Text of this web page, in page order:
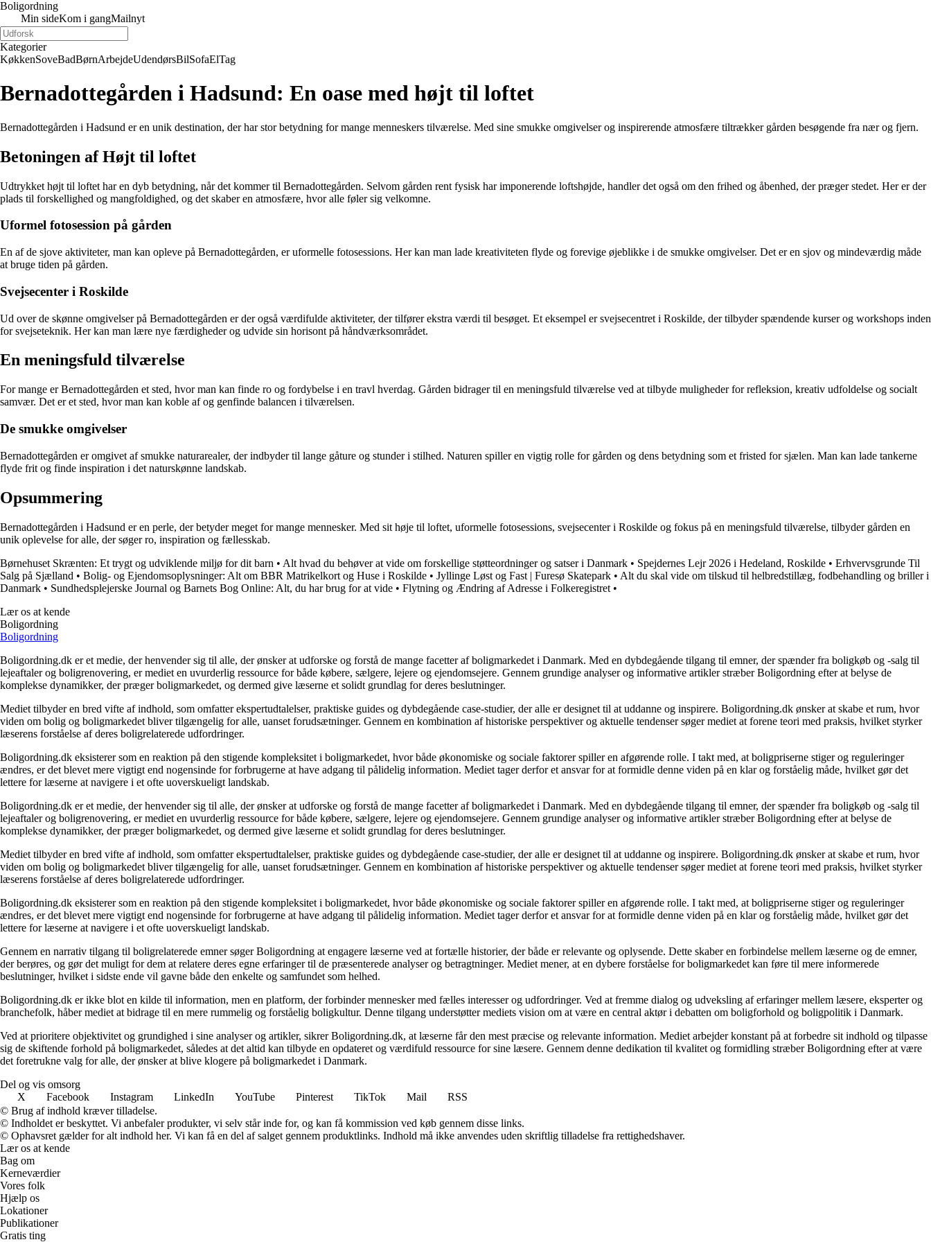
Boligordning
Min sideKom i gangMailnyt
Kategorier
KøkkenSoveBadBørnArbejdeUdendørsBilSofaElTag
Bernadottegården i Hadsund: En oase med højt til loftet
Bernadottegården i Hadsund er en unik destination, der har stor betydning for mange menneskers tilværelse. Med sine smukke omgivelser og inspirerende atmosfære tiltrækker gården besøgende fra nær og fjern.
Betoningen af Højt til loftet
Udtrykket højt til loftet har en dyb betydning, når det kommer til Bernadottegården. Selvom gården rent fysisk har imponerende loftshøjde, handler det også om den frihed og åbenhed, der præger stedet. Her er der
plads til forskellighed og mangfoldighed, og det skaber en atmosfære, hvor alle føler sig velkomne.
Uformel fotosession på gården
En af de sjove aktiviteter, man kan opleve på Bernadottegården, er uformelle fotosessions. Her kan man lade kreativiteten flyde og forevige øjeblikke i de smukke omgivelser. Det er en sjov og mindeværdig måde
at bruge tiden på gården.
Svejsecenter i Roskilde
Ud over de skønne omgivelser på Bernadottegården er der også værdifulde aktiviteter, der tilfører ekstra værdi til besøget. Et eksempel er svejsecentret i Roskilde, der tilbyder spændende kurser og workshops inden
for svejseteknik. Her kan man lære nye færdigheder og udvide sin horisont på håndværksområdet.
En meningsfuld tilværelse
For mange er Bernadottegården et sted, hvor man kan finde ro og fordybelse i en travl hverdag. Gården bidrager til en meningsfuld tilværelse ved at tilbyde muligheder for refleksion, kreativ udfoldelse og socialt
samvær. Det er et sted, hvor man kan koble af og genfinde balancen i tilværelsen.
De smukke omgivelser
Bernadottegården er omgivet af smukke naturarealer, der indbyder til lange gåture og stunder i stilhed. Naturen spiller en vigtig rolle for gården og dens betydning som et fristed for sjælen. Man kan lade tankerne
flyde frit og finde inspiration i det naturskønne landskab.
Opsummering
Bernadottegården i Hadsund er en perle, der betyder meget for mange mennesker. Med sit høje til loftet, uformelle fotosessions, svejsecenter i Roskilde og fokus på en meningsfuld tilværelse, tilbyder gården en
unik oplevelse for alle, der søger ro, inspiration og fællesskab.
Børnehuset Skrænten: Et trygt og udviklende miljø for dit barn • Alt hvad du behøver at vide om forskellige støtteordninger og satser i Danmark • Spejdernes Lejr 2026 i Hedeland, Roskilde • Erhvervsgrunde Til
Salg på Sjælland • Bolig- og Ejendomsoplysninger: Alt om BBR Matrikelkort og Huse i Roskilde • Jyllinge Løst og Fast | Furesø Skatepark • Alt du skal vide om tilskud til helbredstillæg, fodbehandling og briller i
Danmark • Sundhedsplejerske Journal og Barnets Bog Online: Alt, du har brug for at vide • Flytning og Ændring af Adresse i Folkeregistret •
Lær os at kende
Boligordning
Boligordning
Boligordning.dk er et medie, der henvender sig til alle, der ønsker at udforske og forstå de mange facetter af boligmarkedet i Danmark. Med en dybdegående tilgang til emner, der spænder fra boligkøb og -salg til
lejeaftaler og boligrenovering, er mediet en uvurderlig ressource for både købere, sælgere, lejere og ejendomsejere. Gennem grundige analyser og informative artikler stræber Boligordning efter at belyse de
komplekse dynamikker, der præger boligmarkedet, og dermed give læserne et solidt grundlag for deres beslutninger.
Mediet tilbyder en bred vifte af indhold, som omfatter ekspertudtalelser, praktiske guides og dybdegående case-studier, der alle er designet til at uddanne og inspirere. Boligordning.dk ønsker at skabe et rum, hvor
viden om bolig og boligmarkedet bliver tilgængelig for alle, uanset forudsætninger. Gennem en kombination af historiske perspektiver og aktuelle tendenser søger mediet at forene teori med praksis, hvilket styrker
læserens forståelse af deres boligrelaterede udfordringer.
Boligordning.dk eksisterer som en reaktion på den stigende kompleksitet i boligmarkedet, hvor både økonomiske og sociale faktorer spiller en afgørende rolle. I takt med, at boligpriserne stiger og reguleringer
ændres, er det blevet mere vigtigt end nogensinde for forbrugerne at have adgang til pålidelig information. Mediet tager derfor et ansvar for at formidle denne viden på en klar og forståelig måde, hvilket gør det
lettere for læserne at navigere i et ofte uoverskueligt landskab.
Boligordning.dk er et medie, der henvender sig til alle, der ønsker at udforske og forstå de mange facetter af boligmarkedet i Danmark. Med en dybdegående tilgang til emner, der spænder fra boligkøb og -salg til
lejeaftaler og boligrenovering, er mediet en uvurderlig ressource for både købere, sælgere, lejere og ejendomsejere. Gennem grundige analyser og informative artikler stræber Boligordning efter at belyse de
komplekse dynamikker, der præger boligmarkedet, og dermed give læserne et solidt grundlag for deres beslutninger.
Mediet tilbyder en bred vifte af indhold, som omfatter ekspertudtalelser, praktiske guides og dybdegående case-studier, der alle er designet til at uddanne og inspirere. Boligordning.dk ønsker at skabe et rum, hvor
viden om bolig og boligmarkedet bliver tilgængelig for alle, uanset forudsætninger. Gennem en kombination af historiske perspektiver og aktuelle tendenser søger mediet at forene teori med praksis, hvilket styrker
læserens forståelse af deres boligrelaterede udfordringer.
Boligordning.dk eksisterer som en reaktion på den stigende kompleksitet i boligmarkedet, hvor både økonomiske og sociale faktorer spiller en afgørende rolle. I takt med, at boligpriserne stiger og reguleringer
ændres, er det blevet mere vigtigt end nogensinde for forbrugerne at have adgang til pålidelig information. Mediet tager derfor et ansvar for at formidle denne viden på en klar og forståelig måde, hvilket gør det
lettere for læserne at navigere i et ofte uoverskueligt landskab.
Gennem en narrativ tilgang til boligrelaterede emner søger Boligordning at engagere læserne ved at fortælle historier, der både er relevante og oplysende. Dette skaber en forbindelse mellem læserne og de emner,
der berøres, og gør det muligt for dem at relatere deres egne erfaringer til de præsenterede analyser og betragtninger. Mediet mener, at en dybere forståelse for boligmarkedet kan føre til mere informerede
beslutninger, hvilket i sidste ende vil gavne både den enkelte og samfundet som helhed.
Boligordning.dk er ikke blot en kilde til information, men en platform, der forbinder mennesker med fælles interesser og udfordringer. Ved at fremme dialog og udveksling af erfaringer mellem læsere, eksperter og
branchefolk, håber mediet at bidrage til en mere rummelig og forståelig boligkultur. Denne tilgang understøtter mediets vision om at være en central aktør i debatten om boligforhold og boligpolitik i Danmark.
Ved at prioritere objektivitet og grundighed i sine analyser og artikler, sikrer Boligordning.dk, at læserne får den mest præcise og relevante information. Mediet arbejder konstant på at forbedre sit indhold og tilpasse
sig de skiftende forhold på boligmarkedet, således at det altid kan tilbyde en opdateret og værdifuld ressource for sine læsere. Gennem denne dedikation til kvalitet og formidling stræber Boligordning efter at være
det foretrukne valg for alle, der ønsker at blive klogere på boligmarkedet i Danmark.
Del og vis omsorg
X
Facebook Instagram LinkedIn YouTube Pinterest TikTok Mail
RSS
© Brug af indhold kræver tilladelse.
© Indholdet er beskyttet. Vi anbefaler produkter, vi selv står inde for, og kan få kommission ved køb gennem disse links.
© Ophavsret gælder for alt indhold her. Vi kan få en del af salget gennem produktlinks. Indhold må ikke anvendes uden skriftlig tilladelse fra rettighedshaver.
Lær os at kende
Bag om
Kerneværdier
Vores folk
Hjælp os
Lokationer
Publikationer
Gratis ting